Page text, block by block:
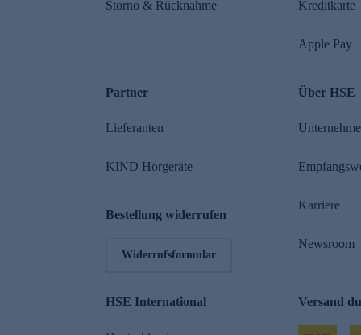
Storno & Rücknahme Kreditkarte
Apple Pay
Partner
Lieferanten
KIND Hörgeräte
Bestellung widerrufen
Widerrufsformular
Über HSE
Karriere
Newsroom
HSE International Versand